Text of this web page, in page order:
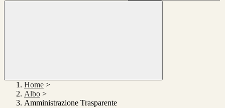
Home >
Albo >
Amministrazione Trasparente